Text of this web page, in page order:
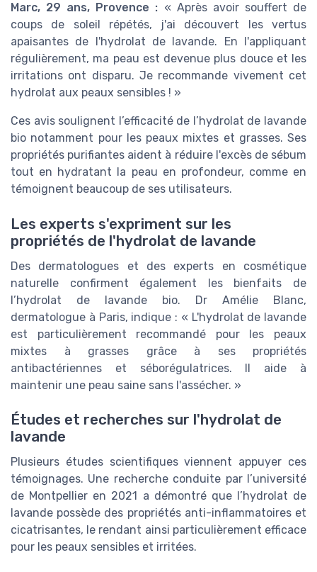
Marc, 29 ans, Provence : « Après avoir souffert de
coups de soleil répétés, j'ai découvert les vertus
apaisantes de l'hydrolat de lavande. En l'appliquant
régulièrement, ma peau est devenue plus douce et les
irritations ont disparu. Je recommande vivement cet
hydrolat aux peaux sensibles ! »
Ces avis soulignent l’efficacité de l’hydrolat de lavande
bio notamment pour les peaux mixtes et grasses. Ses
propriétés purifiantes aident à réduire l'excès de sébum
tout en hydratant la peau en profondeur, comme en
témoignent beaucoup de ses utilisateurs.
Les experts s'expriment sur les
propriétés de l'hydrolat de lavande
Des dermatologues et des experts en cosmétique
naturelle confirment également les bienfaits de
l’hydrolat de lavande bio. Dr Amélie Blanc,
dermatologue à Paris, indique : « L'hydrolat de lavande
est particulièrement recommandé pour les peaux
mixtes à grasses grâce à ses propriétés
antibactériennes et séborégulatrices. Il aide à
maintenir une peau saine sans l'assécher. »
Études et recherches sur l'hydrolat de
lavande
Plusieurs études scientifiques viennent appuyer ces
témoignages. Une recherche conduite par l’université
de Montpellier en 2021 a démontré que l’hydrolat de
lavande possède des propriétés anti-inflammatoires et
cicatrisantes, le rendant ainsi particulièrement efficace
pour les peaux sensibles et irritées.